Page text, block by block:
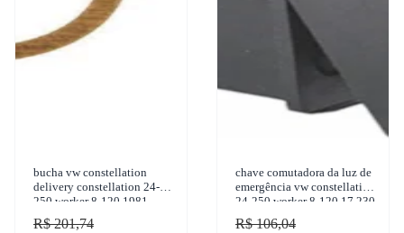
bucha vw constellation
delivery constellation 24-
250 worker 8-120 1981-
2015 sulcarbon - sc2048-std
R$ 201,74
chave comutadora da luz de
emergência vw constellation
24-250 worker 8-120 17.230
eod 2001-2015 ko
R$ 106,04